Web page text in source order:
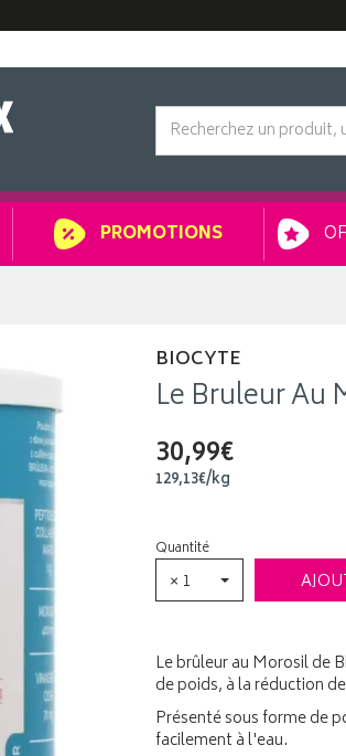
PROMOTIONS
BIOCYTE
Le Bruleur Au
30,99€
129,13€/kg
Quantité
× 1
Le brûleur au Morosil de
de poids, à la réduction
Présenté sous forme de
facilement à l'eau.